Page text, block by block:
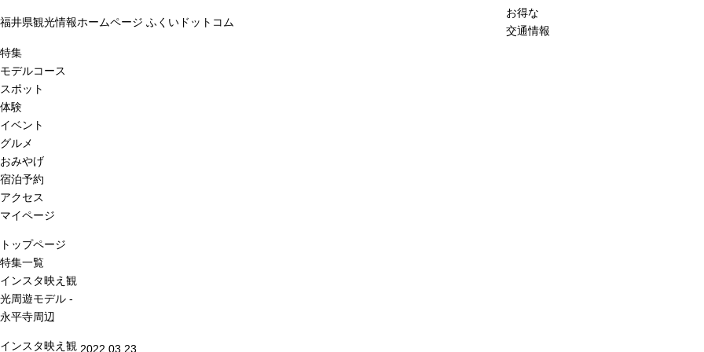
福井県観光情報ホームページ ふくいドットコム
お得な
交通情報
特集
モデルコース
スポット
体験
イベント
グルメ
おみやげ
宿泊予約
アクセス
マイページ
トップページ
特集一覧
インスタ映え観
光周遊モデル -
永平寺周辺
インスタ映え観 2022.03.23